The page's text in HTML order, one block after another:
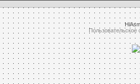
Пользовательское